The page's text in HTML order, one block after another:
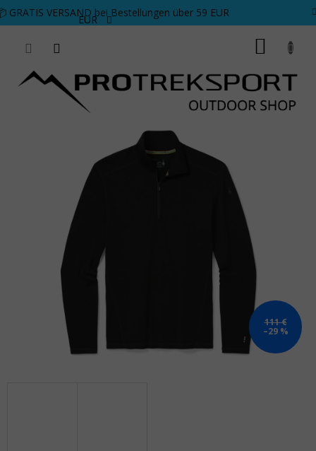
Zum Inhalt springen
GRATIS VERSAND bei Bestellungen über 59 EUR
EUR
111 €
–29 %